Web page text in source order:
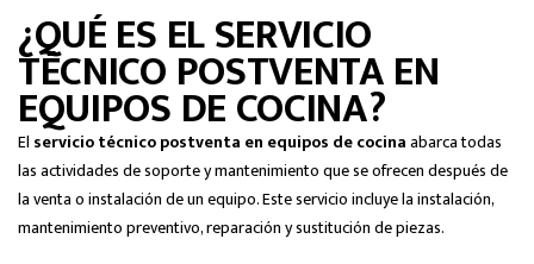
¿QUÉ ES EL SERVICIO
TÉCNICO POSTVENTA EN
EQUIPOS DE COCINA?
El servicio técnico postventa en equipos de cocinaabarca todas
las actividades de soporte y mantenimiento que se ofrecen después de
la venta o instalación de un equipo. Este servicio incluye la instalación,
mantenimiento preventivo, reparación y sustitución de piezas.